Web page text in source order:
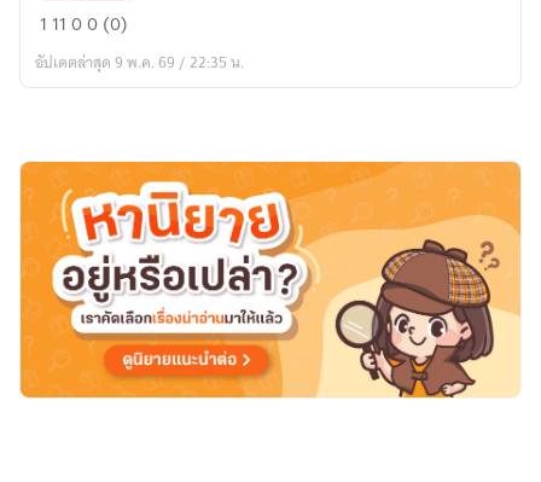
เมื่อ
ของ
ปีก
1 1100 (0)
อัปเดตล่าสุด 9 พ.ค. 69 / 22:35 น.